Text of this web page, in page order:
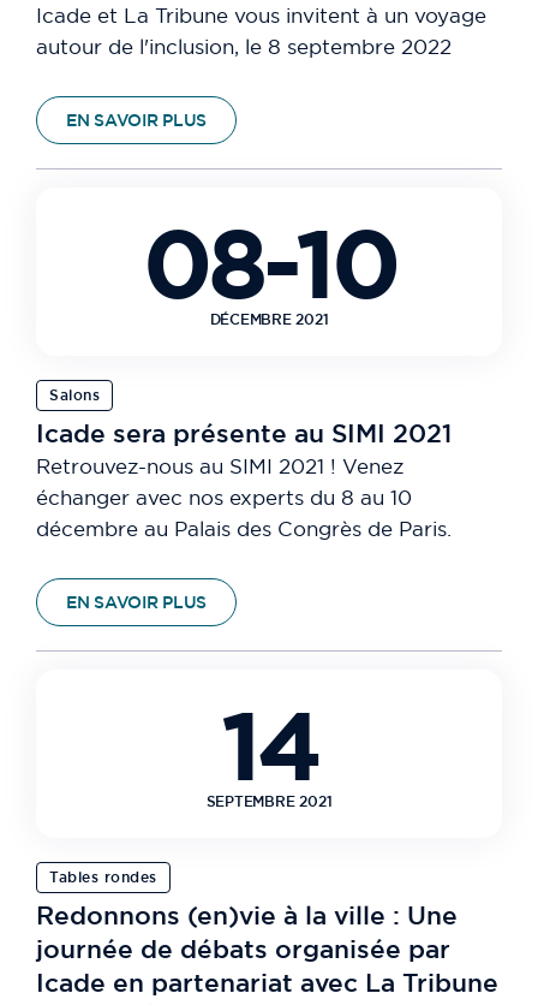
Icade et La Tribune vous invitent à un voyage
autour de l'inclusion, le 8 septembre 2022
EN SAVOIR PLUS
08-10
DÉCEMBRE 2021
Salons
Icade sera présente au SIMI 2021
Retrouvez-nous au SIMI 2021 ! Venez
échanger avec nos experts du 8 au 10
décembre au Palais des Congrès de Paris.
EN SAVOIR PLUS
14
SEPTEMBRE 2021
Tables rondes
Redonnons (en)vie à la ville : Une
journée de débats organisée par
Icade en partenariat avec La Tribune